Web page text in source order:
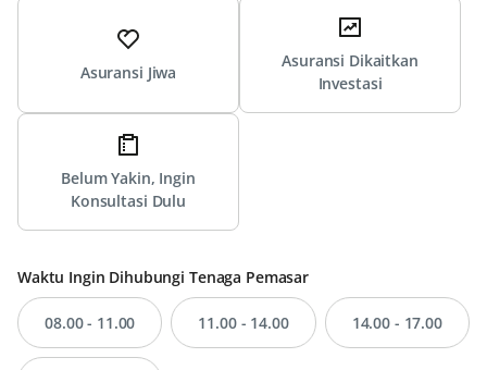
Asuransi Jiwa
Asuransi Dikaitkan
Investasi
Belum Yakin, Ingin
Konsultasi Dulu
Waktu Ingin Dihubungi Tenaga Pemasar
08.00 - 11.00 11.00 - 14.00 14.00 - 17.00